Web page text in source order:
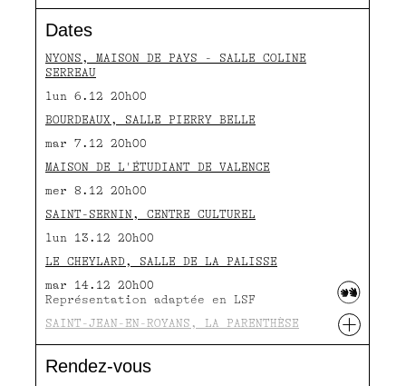
Dates
NYONS, MAISON DE PAYS - SALLE COLINE
SERREAU
lun 6.12 20h00
BOURDEAUX, SALLE PIERRY BELLE
mar 7.12 20h00
MAISON DE L'ÉTUDIANT DE VALENCE
mer 8.12 20h00
SAINT-SERNIN, CENTRE CULTUREL
lun 13.12 20h00
LE CHEYLARD, SALLE DE LA PALISSE
mar 14.12 20h00
Représentation adaptée en LSF
SAINT-JEAN-EN-ROYANS, LA PARENTHÈSE
mer 15.12 20h00
+
Rendez-vous